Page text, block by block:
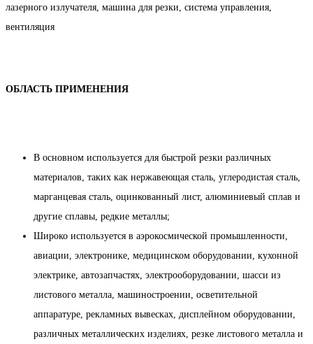
лазерного излучателя, машина для резки, система управления,
вентиляция
ОБЛАСТЬ ПРИМЕНЕНИЯ
В основном используется для быстрой резки различных
материалов, таких как нержавеющая сталь, углеродистая сталь,
марганцевая сталь, оцинкованный лист, алюминиевый сплав и
другие сплавы, редкие металлы;
Широко используется в аэрокосмической промышленности,
авиации, электронике, медицинском оборудовании, кухонной
электрике, автозапчастях, электрооборудовании, шасси из
листового металла, машиностроении, осветительной
аппаратуре, рекламных вывесках, дисплейном оборудовании,
различных металлических изделиях, резке листового металла и